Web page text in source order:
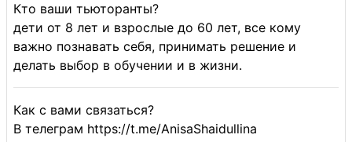
Кто ваши тьюторанты?
дети от 8 лет и взрослые до 60 лет, все кому
важно познавать себя, принимать решение и
делать выбор в обучении и в жизни.
Как с вами связаться?
В телеграм https://t.me/AnisaShaidullina